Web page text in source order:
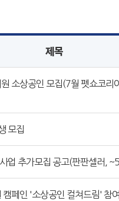
제목
소상공인 모집(7월 펫쇼코리
모집
업 추가모집 공고(판판셀러,
캠페인 '소상공인 컬쳐드림' 참